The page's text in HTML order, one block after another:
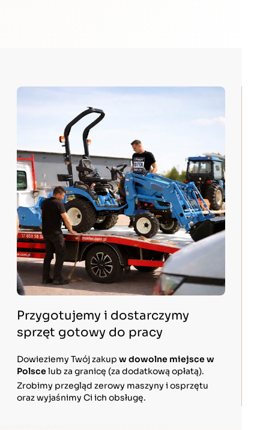
Przygotujemy i dostarczymy
sprzęt gotowy do pracy
Dowieziemy Twój zakup w dowolne miejsce w
Polscelub za granicę (za dodatkową opłatą).
Zrobimy przegląd zerowy maszyny i osprzętu
oraz wyjaśnimy Ci ich obsługę.